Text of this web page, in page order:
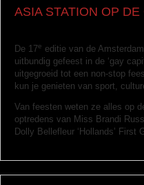
ASIA STATION OP
De 17e editie van de
uitbundig gefeest in de ‘gay
uitgegroeid tot een non-stop
kun je genieten van sport,
Van feesten weten ze alles op
optredens van Miss Brandi
Dolly Bellefleur ‘Hollands’ First